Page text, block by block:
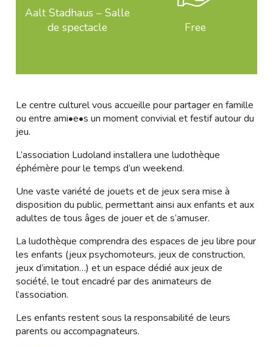
Aalt Stadhaus – Salle
de spectacle
Free
Le centre culturel vous accueille pour partager en famille
ou entre ami•e•s un moment convivial et festif autour du
jeu.
L’association Ludoland installera une ludothèque
éphémère pour le temps d’un weekend.
Une vaste variété de jouets et de jeux sera mise à
disposition du public, permettant ainsi aux enfants et aux
adultes de tous âges de jouer et de s’amuser.
La ludothèque comprendra des espaces de jeu libre pour
les enfants (jeux psychomoteurs, jeux de construction,
jeux d’imitation…) et un espace dédié aux jeux de
société, le tout encadré par des animateurs de
l’association.
Les enfants restent sous la responsabilité de leurs
parents ou accompagnateurs.